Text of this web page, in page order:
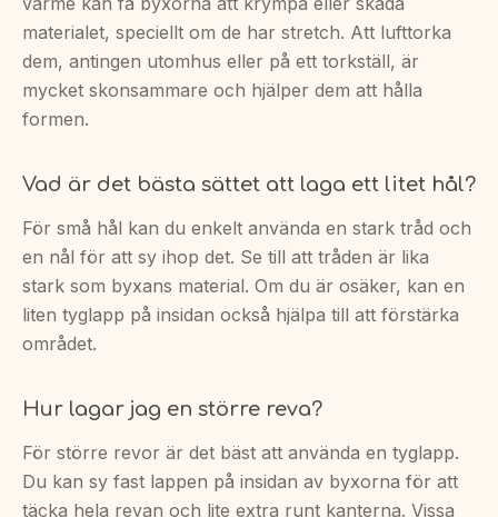
materialet, speciellt om de har stretch. Att lufttorka
dem, antingen utomhus eller på ett torkställ, är
mycket skonsammare och hjälper dem att hålla
formen.
Vad är det bästa sättet att laga ett litet hål?
För små hål kan du enkelt använda en stark tråd och
en nål för att sy ihop det. Se till att tråden är lika
stark som byxans material. Om du är osäker, kan en
liten tyglapp på insidan också hjälpa till att förstärka
området.
Hur lagar jag en större reva?
För större revor är det bäst att använda en tyglapp.
Du kan sy fast lappen på insidan av byxorna för att
täcka hela revan och lite extra runt kanterna. Vissa